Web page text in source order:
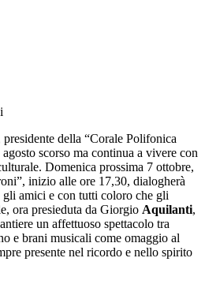
della “Corale Polifonica
scorso ma continua a vivere con
Domenica prossima 7 ottobre,
inizio alle ore 17,30, dialogherà
amici e con tutti coloro che gli
ora presieduta da Giorgio Aquilanti,
un affettuoso spettacolo tra
e brani musicali come omaggio al
presente nel ricordo e nello spirito